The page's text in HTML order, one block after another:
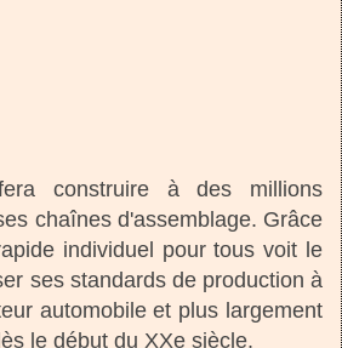
construire à des millions
chaînes d'assemblage. Grâce
individuel pour tous voit le
ses standards de production à
automobile et plus largement
le début du XXe siècle.